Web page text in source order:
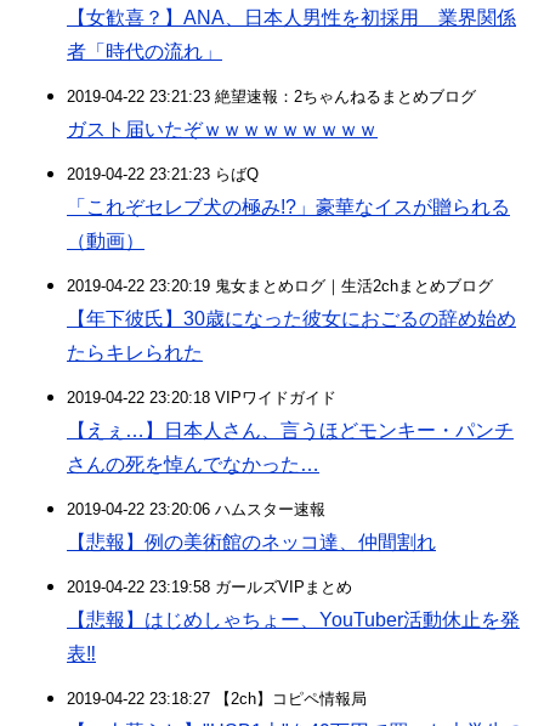
【女歓喜？】ANA、日本人男性を初採用 業界関係
者「時代の流れ」
2019-04-22 23:21:23 絶望速報：2ちゃんねるまとめブログ
ガスト届いたぞｗｗｗｗｗｗｗｗｗ
2019-04-22 23:21:23 らばQ
「これぞセレブ犬の極み!?」豪華なイスが贈られる
（動画）
2019-04-22 23:20:19 鬼女まとめログ｜生活2chまとめブログ
【年下彼氏】30歳になった彼女におごるの辞め始め
たらキレられた
2019-04-22 23:20:18 VIPワイドガイド
【えぇ…】日本人さん、言うほどモンキー・パンチ
さんの死を悼んでなかった…
2019-04-22 23:20:06 ハムスター速報
【悲報】例の美術館のネッコ達、仲間割れ
2019-04-22 23:19:58 ガールズVIPまとめ
【悲報】はじめしゃちょー、YouTuber活動休止を発
表‼︎
2019-04-22 23:18:27 【2ch】コピペ情報局